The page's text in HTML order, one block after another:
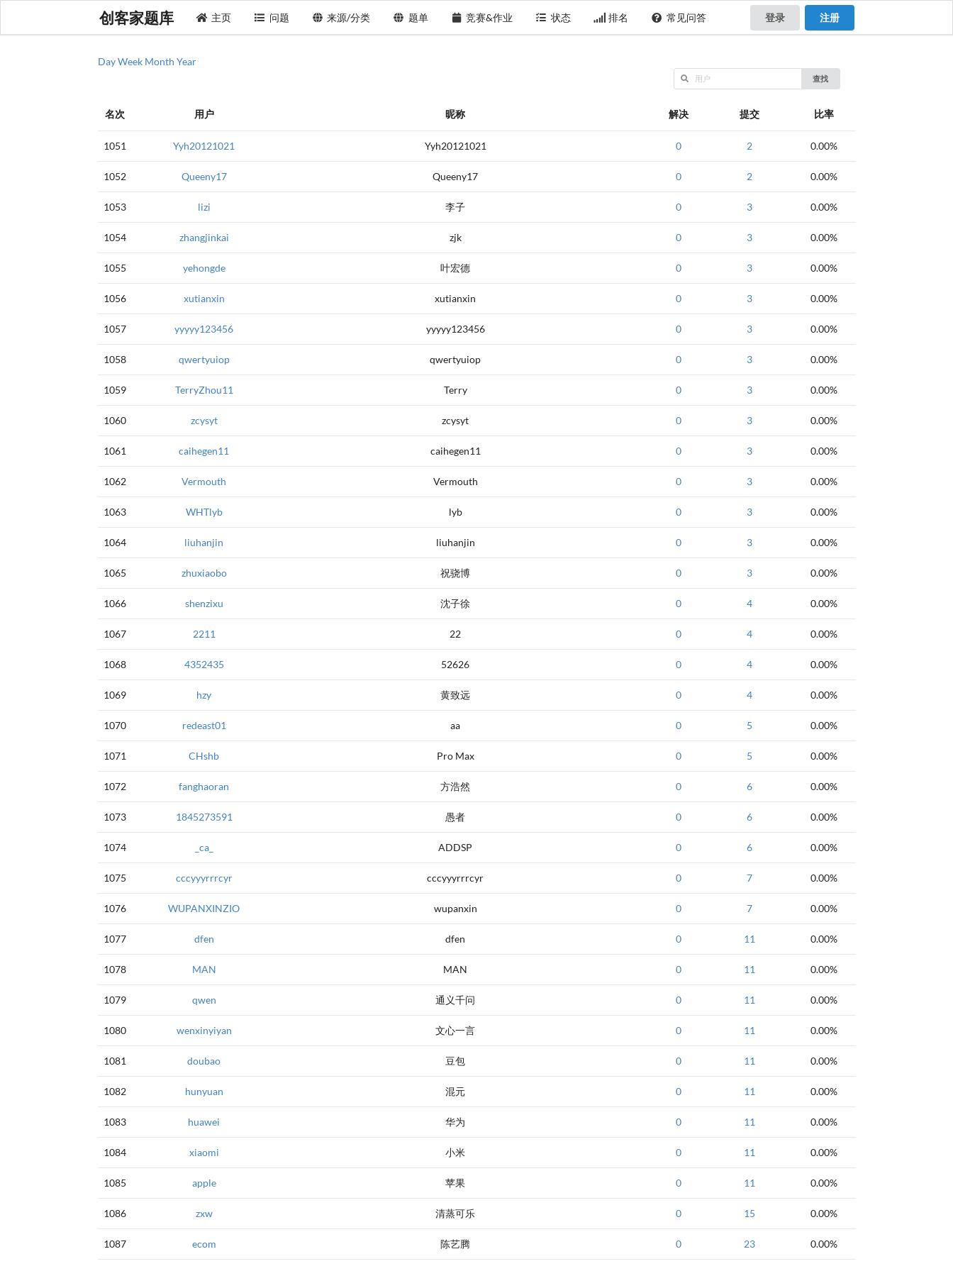
创客家题库 主页 问题 来源/分类 题单 竞赛&作业 状态 排名 常见问答 登录 注册
Day Week Month Year
查找
名次 用户 昵称 解决 提交 比率
1051 Yyh20121021 Yyh20121021 0 2 0.00%
1052 Queeny17 Queeny17 0 2 0.00%
1053 lizi 李子 0 3 0.00%
1054 zhangjinkai zjk 0 3 0.00%
1055 yehongde 叶宏德 0 3 0.00%
1056 xutianxin xutianxin 0 3 0.00%
1057 yyyyy123456 yyyyy123456 0 3 0.00%
1058 qwertyuiop qwertyuiop 0 3 0.00%
1059 TerryZhou11 Terry 0 3 0.00%
1060 zcysyt zcysyt 0 3 0.00%
1061 caihegen11 caihegen11 0 3 0.00%
1062 Vermouth Vermouth 0 3 0.00%
1063 WHTlyb lyb 0 3 0.00%
1064 liuhanjin liuhanjin 0 3 0.00%
1065 zhuxiaobo 祝骁博 0 3 0.00%
1066 shenzixu 沈子徐 0 4 0.00%
1067 2211 22 0 4 0.00%
1068 4352435 52626 0 4 0.00%
1069 hzy 黄致远 0 4 0.00%
1070 redeast01 aa 0 5 0.00%
1071 CHshb Pro Max 0 5 0.00%
1072 fanghaoran 方浩然 0 6 0.00%
1073 1845273591 愚者 0 6 0.00%
1074 _ca_ ADDSP 0 6 0.00%
1075 cccyyyrrrcyr cccyyyrrrcyr 0 7 0.00%
1076 WUPANXINZIO wupanxin 0 7 0.00%
1077 dfen dfen 0 11 0.00%
1078 MAN MAN 0 11 0.00%
1079 qwen 通义千问 0 11 0.00%
1080 wenxinyiyan 文心一言 0 11 0.00%
1081 doubao 豆包 0 11 0.00%
1082 hunyuan 混元 0 11 0.00%
1083 huawei 华为 0 11 0.00%
1084 xiaomi 小米 0 11 0.00%
1085 apple 苹果 0 11 0.00%
1086 zxw 清蒸可乐 0 15 0.00%
1087 ecom 陈艺腾 0 23 0.00%